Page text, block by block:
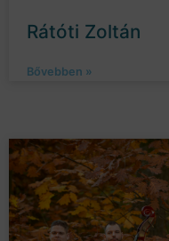
Rátóti Zoltán
Bővebben »